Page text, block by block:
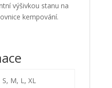
výšivkou stanu na
kempování.
S, M, L, XL